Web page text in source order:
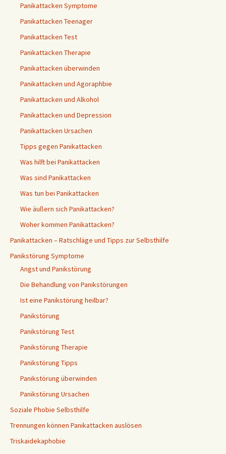
Panikattacken Symptome
Panikattacken Teenager
Panikattacken Test
Panikattacken Therapie
Panikattacken überwinden
Panikattacken und Agoraphbie
Panikattacken und Alkohol
Panikattacken und Depression
Panikattacken Ursachen
Tipps gegen Panikattacken
Was hilft bei Panikattacken
Was sind Panikattacken
Was tun bei Panikattacken
Wie äußern sich Panikattacken?
Woher kommen Panikattacken?
Panikattacken – Ratschläge und Tipps zur Selbsthilfe
Panikstörung Symptome
Angst und Panikstörung
Die Behandlung von Panikstörungen
Ist eine Panikstörung heilbar?
Panikstörung
Panikstörung Test
Panikstörung Therapie
Panikstörung Tipps
Panikstörung überwinden
Panikstörung Ursachen
Soziale Phobie Selbsthilfe
Trennungen können Panikattacken auslösen
Triskaidekaphobie